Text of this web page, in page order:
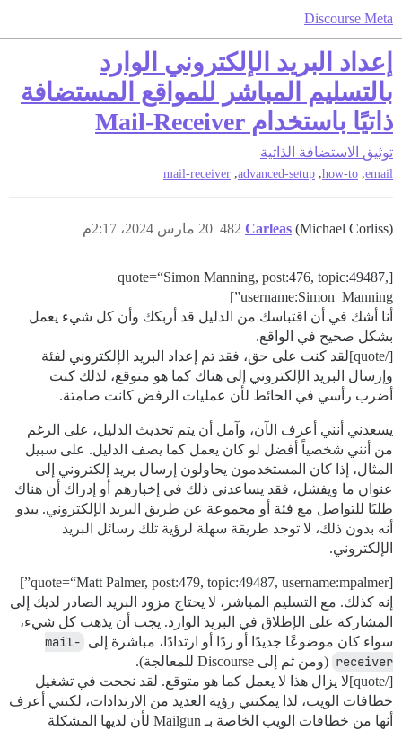
Discourse Meta
إعداد البريد الإلكتروني الوارد
بالتسليم المباشر للمواقع المستضافة
ذاتيًا باستخدام Mail-Receiver
توثيق الاستضافة الذاتية
email
,
how-to
,
advanced-setup
,
mail-receiver
Carleas (Michael Corliss) 20 مارس 2024، 2:17م 482
[quote=“Simon Manning, post:476, topic:49487,
username:Simon_Manning”]
أنا أشك في أن اقتباسك من الدليل قد أربكك وأن كل شيء يعمل
بشكل صحيح في الواقع.
[/quote]لقد كنت على حق، فقد تم إعداد البريد الإلكتروني لفئة
وإرسال البريد الإلكتروني إلى هناك كما هو متوقع، لذلك كنت
أضرب رأسي في الحائط لأن عمليات الرفض كانت صامتة.
يسعدني أنني أعرف الآن، وآمل أن يتم تحديث الدليل، على الرغم
من أنني شخصياً أفضل لو كان يعمل كما يصف الدليل. على سبيل
المثال، إذا كان المستخدمون يحاولون إرسال بريد إلكتروني إلى
عنوان ما ويفشل، فقد يساعدني ذلك في إخبارهم أو إدراك أن هناك
طلبًا للتواصل مع فئة أو مجموعة عن طريق البريد الإلكتروني. يبدو
أنه بدون ذلك، لا توجد طريقة سهلة لرؤية تلك رسائل البريد
الإلكتروني.
[quote=“Matt Palmer, post:479, topic:49487, username:mpalmer”]
إنه كذلك. مع التسليم المباشر، لا يحتاج مزود البريد الصادر لديك إلى
المشاركة على الإطلاق في البريد الوارد. يجب أن يذهب كل شيء،
سواء كان موضوعًا جديدًا أو ردًا أو ارتدادًا، مباشرة إلى mail-
receiver (ومن ثم إلى Discourse للمعالجة).
[/quote]لا يزال هذا لا يعمل كما هو متوقع. لقد نجحت في تشغيل
خطافات الويب، لذا يمكنني رؤية العديد من الارتدادات، لكنني أعرف
أنها من خطافات الويب الخاصة بـ Mailgun لأن لديها المشكلة